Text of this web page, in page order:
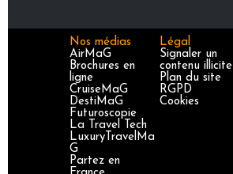
Nos médias
AirMaG
Brochures en
ligne
CruiseMaG
DestiMaG
Futuroscopie
La Travel Tech
LuxuryTravelMa
G
Partez en
Légal
Signaler un
contenu illicite
Plan du site
RGPD
Cookies